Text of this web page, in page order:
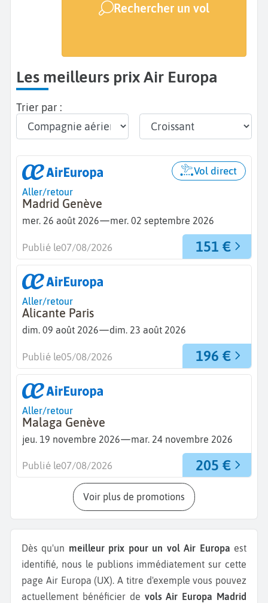
Rechercher un vol
Les meilleurs prix Air Europa
Trier par :
Aller/retour
Madrid Genève
mer. 26 août 2026—mer. 02 septembre 2026
Vol direct
151 €
Publié le07/08/2026
Aller/retour
Alicante Paris
dim. 09 août 2026—dim. 23 août 2026
196 €
Publié le05/08/2026
Aller/retour
Malaga Genève
jeu. 19 novembre 2026—mar. 24 novembre 2026
205 €
Publié le07/08/2026
Voir plus de promotions
Dès qu'un meilleur prix pour un vol Air Europa est
identifié, nous le publions immédiatement sur cette
page Air Europa (UX). A titre d'exemple vous pouvez
actuellement bénéficier de vols Air Europa Madrid